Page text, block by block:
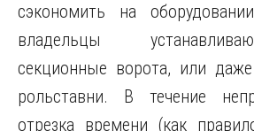
сэкономить на
владельцы
секционные ворота, или
рольставни. В течение
отрезка времени (как